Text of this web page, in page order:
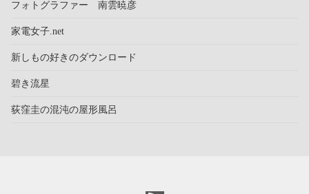
フォトグラファー 南雲暁彦
家電女子.net
新しもの好きのダウンロード
碧き流星
荻窪圭の混沌の屋形風呂